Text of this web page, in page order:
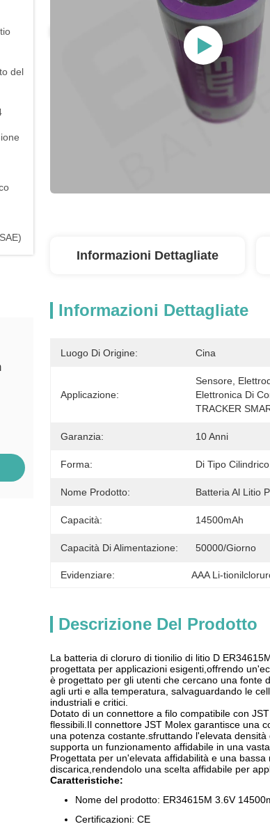
del
Informazioni Dettagliate
Informazioni Dettagliate
Luogo Di Origine: Cina
Applicazione:
Sensore,
Elettronica Di
TRACKER
Garanzia: 10 Anni
Forma: Di Tipo
Nome Prodotto: Batteria Al Litio
Capacità: 14500mAh
Capacità Di Alimentazione: 50000/giorno
Evidenziare: AAA Li-
Descrizione Del Prodotto
La batteria di cloruro di tionilio di litio D
progettata per applicazioni esigenti,offrendo
è progettato per gli utenti che cercano una fonte
agli urti e alla temperatura, salvaguardando le
industriali e critici.
Dotato di un connettore a filo compatibile con
flessibili.Il connettore JST Molex garantisce una
una potenza costante.sfruttando l'elevata
supporta un funzionamento affidabile in una
Progettata per un'elevata affidabilità e una
discarica,rendendolo una scelta affidabile per
Caratteristiche:
Nome del prodotto: ER34615M 3.6V
Certificazioni: CE